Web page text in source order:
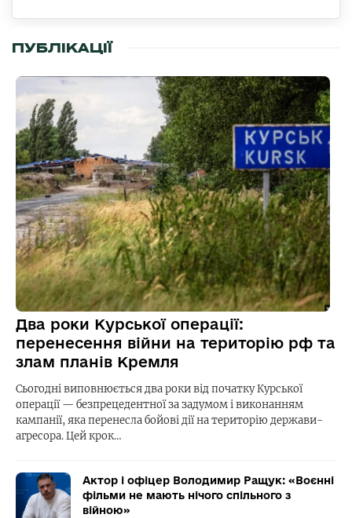
ПУБЛІКАЦІЇ
Два роки Курської операції:
перенесення війни на територію рф та
злам планів Кремля
Сьогодні виповнюється два роки від початку Курської
операції — безпрецедентної за задумом і виконанням
кампанії, яка перенесла бойові дії на територію держави-
агресора. Цей крок…
Актор і офіцер Володимир Ращук: «Воєнні
фільми не мають нічого спільного з
війною»